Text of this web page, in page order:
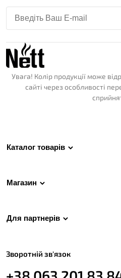
Увага! Колір продукції може
сайті через особливості
Каталог товарів
Магазин
Для партнерів
Зворотній зв'язок